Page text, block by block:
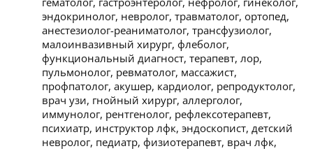
эндокринолог, невролог, травматолог, ортопед,
анестезиолог-реаниматолог, трансфузиолог,
малоинвазивный хирург, флеболог,
функциональный диагност, терапевт, лор,
пульмонолог, ревматолог, массажист,
профпатолог, акушер, кардиолог, репродуктолог,
врач узи, гнойный хирург, аллерголог,
иммунолог, рентгенолог, рефлексотерапевт,
психиатр, инструктор лфк, эндоскопист, детский
невролог, педиатр, физиотерапевт, врач лфк,